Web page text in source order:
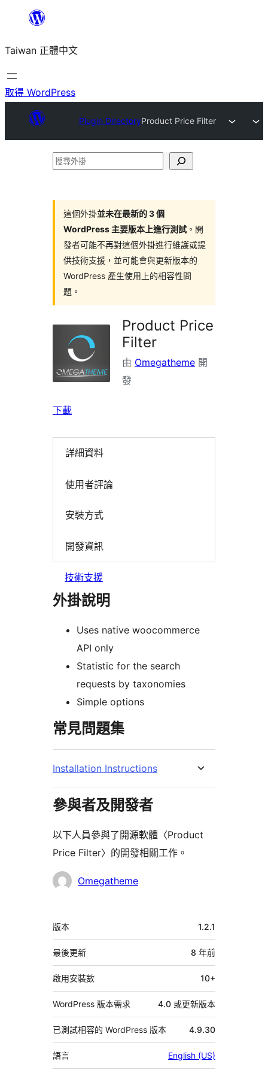
主
要
內
Taiwan 正體中文
取得 WordPress
Plugin DirectoryProduct Price Filter
搜
這個外掛並未在最新的 3 個
WordPress 主要版本上進行測試 。開
發者可能不再對這個外掛進行維護或提
供技術支援，並可能會與更新版本的
WordPress 產生使用上的相容性問
題。
Product Price
Filter
由 Omegatheme 開
發
下載
詳細資料
使用者評論
安裝方式
開發資訊
技術支援
外掛說明
Uses native woocommerce
API only
Statistic for the search
requests by taxonomies
Simple options
常見問題集
Installation Instructions
參與者及開發者
以下人員參與了開源軟體〈Product
Price Filter〉的開發相關工作。
參
Omegatheme
中
繼
資
料
版本 1.2.1
最後更新 8 年前
啟用安裝數 10+
WordPress 版本需求 4.0 或更新版本
已測試相容的 WordPress 版本 4.9.30
語言 English (US)